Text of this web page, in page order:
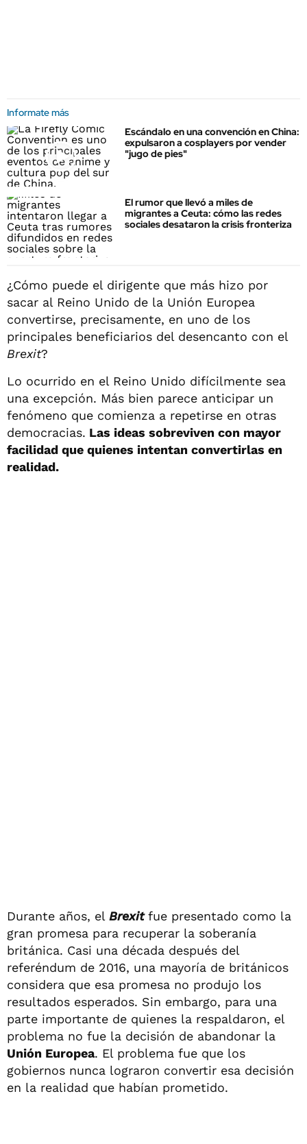
Informate más
Escándalo en una convención en China:
expulsaron a cosplayers por vender
"jugo de pies"
El rumor que llevó a miles de
migrantes a Ceuta: cómo las redes
sociales desataron la crisis fronteriza
¿Cómo puede el dirigente que más hizo por
sacar al Reino Unido de la Unión Europea
convertirse, precisamente, en uno de los
principales beneficiarios del desencanto con el
Brexit?
Lo ocurrido en el Reino Unido difícilmente sea
una excepción. Más bien parece anticipar un
fenómeno que comienza a repetirse en otras
democracias. Las ideas sobreviven con mayor
facilidad que quienes intentan convertirlas en
realidad.
Durante años, el Brexitfue presentado como la
gran promesa para recuperar la soberanía
británica. Casi una década después del
referéndum de 2016, una mayoría de británicos
considera que esa promesa no produjo los
resultados esperados. Sin embargo, para una
parte importante de quienes la respaldaron, el
problema no fue la decisión de abandonar la
Unión Europea. El problema fue que los
gobiernos nunca lograron convertir esa decisión
en la realidad que habían prometido.